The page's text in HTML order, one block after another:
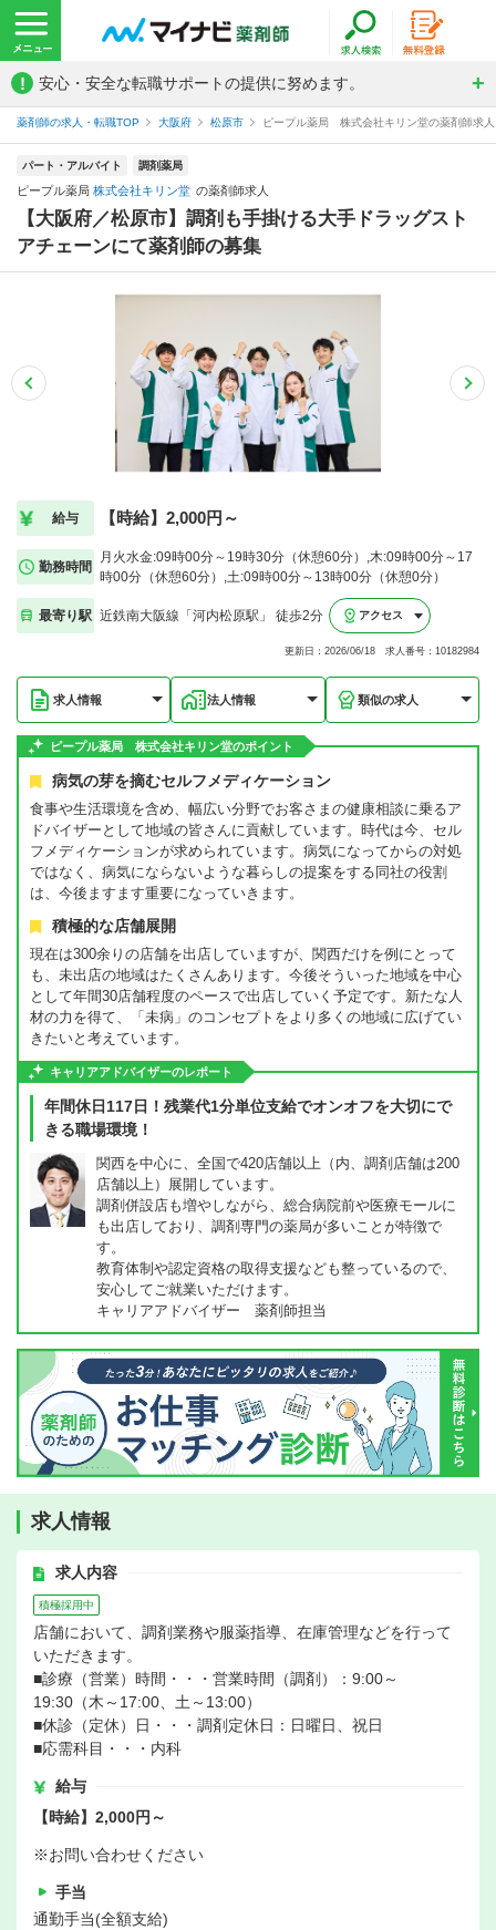
! 安心・安全な転職サポートの提供に努めます。
薬剤師の求人・転職TOP 大阪府 松原市 ピープル薬局 株式会社キリン堂の薬剤師求人
パート・アルバイト 調剤薬局
ピープル薬局 株式会社キリン堂 の薬剤師求人
【大阪府／松原市】調剤も手掛ける大手ドラッグスト
アチェーンにて薬剤師の募集
給与 【時給】2,000円～
勤務時間
月火水金:09時00分～19時30分（休憩60分）,木:09時00分～17
時00分（休憩60分）,土:09時00分～13時00分（休憩0分）
最寄り駅 近鉄南大阪線「河内松原駅」 徒歩2分 アクセス
更新日：2026/06/18 求人番号：10182984
求人情報 法人情報 類似の求人
ピープル薬局 株式会社キリン堂のポイント
病気の芽を摘むセルフメディケーション
食事や生活環境を含め、幅広い分野でお客さまの健康相談に乗るア
ドバイザーとして地域の皆さんに貢献しています。時代は今、セル
フメディケーションが求められています。病気になってからの対処
ではなく、病気にならないような暮らしの提案をする同社の役割
は、今後ますます重要になっていきます。
積極的な店舗展開
現在は300余りの店舗を出店していますが、関西だけを例にとって
も、未出店の地域はたくさんあります。今後そういった地域を中心
として年間30店舗程度のペースで出店していく予定です。新たな人
材の力を得て、「未病」のコンセプトをより多くの地域に広げてい
きたいと考えています。
キャリアアドバイザーのレポート
年間休日117日！残業代1分単位支給でオンオフを大切にで
きる職場環境！
関西を中心に、全国で420店舗以上（内、調剤店舗は200
店舗以上）展開しています。
調剤併設店も増やしながら、総合病院前や医療モールに
も出店しており、調剤専門の薬局が多いことが特徴で
す。
教育体制や認定資格の取得支援なども整っているので、
安心してご就業いただけます。
キャリアアドバイザー 薬剤師担当
求人情報
求人内容
積極採用中
店舗において、調剤業務や服薬指導、在庫管理などを行って
いただきます。
■診療（営業）時間・・・営業時間（調剤）：9:00～
19:30（木～17:00、土～13:00）
■休診（定休）日・・・調剤定休日：日曜日、祝日
■応需科目・・・内科
給与
【時給】2,000円～
※お問い合わせください
手当
通勤手当(全額支給)